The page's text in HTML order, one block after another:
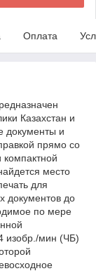
Оплата
Казахстан и
документы и
прямо со
место
для
документов до
по мере
изобр./мин (ЧБ)